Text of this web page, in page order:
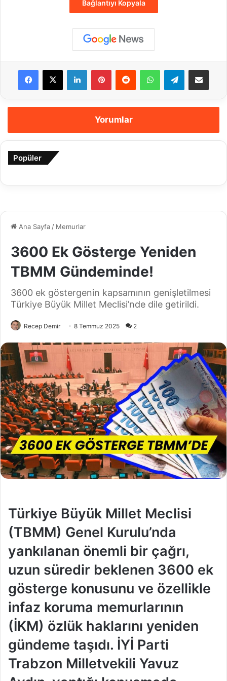
Bağlantıyı Kopyala
Facebook
X LinkedInPinterestReddit WhatsAppTelegramE-Posta ile
Yorumlar
Popüler